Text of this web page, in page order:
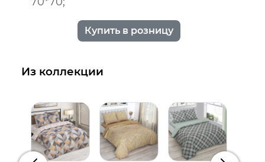
Купить в розницу
Из коллекции